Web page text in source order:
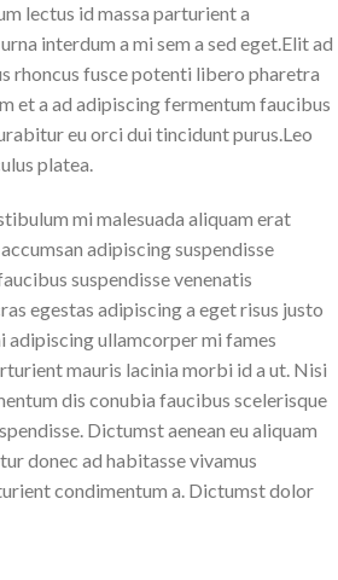
lectus id massa parturient a
interdum a mi sem a sed eget.Elit ad
rhoncus fusce potenti libero pharetra
et a ad adipiscing fermentum faucibus
eu orci dui tincidunt purus.Leo
platea.
mi malesuada aliquam erat
adipiscing suspendisse
suspendisse venenatis
egestas adipiscing a eget risus justo
adipiscing ullamcorper mi fames
mauris lacinia morbi id a ut. Nisi
dis conubia faucibus scelerisque
Dictumst aenean eu aliquam
donec ad habitasse vivamus
condimentum a. Dictumst dolor